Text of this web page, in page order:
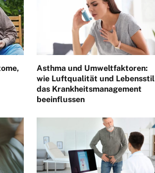
Asthma und Umweltfaktoren:
wie Luftqualität und Lebensstil
das Krankheitsmanagement
beeinflussen